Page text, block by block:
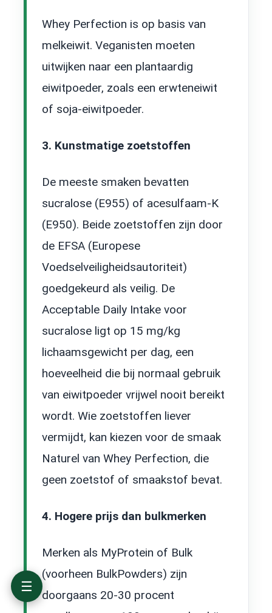
Whey Perfection is op basis van
melkeiwit. Veganisten moeten
uitwijken naar een plantaardig
eiwitpoeder, zoals een erwteneiwit
of soja-eiwitpoeder.
3. Kunstmatige zoetstoffen
De meeste smaken bevatten
sucralose (E955) of acesulfaam-K
(E950). Beide zoetstoffen zijn door
de EFSA (Europese
Voedselveiligheidsautoriteit)
goedgekeurd als veilig. De
Acceptable Daily Intake voor
sucralose ligt op 15 mg/kg
lichaamsgewicht per dag, een
hoeveelheid die bij normaal gebruik
van eiwitpoeder vrijwel nooit bereikt
wordt. Wie zoetstoffen liever
vermijdt, kan kiezen voor de smaak
Naturel van Whey Perfection, die
geen zoetstof of smaakstof bevat.
4. Hogere prijs dan bulkmerken
Merken als MyProtein of Bulk
(voorheen BulkPowders) zijn
doorgaans 20-30 procent
☰
Perfection
Voedingswaarden en ingrediënten van Body &
Fit Whey Perfection
Smaken: welke smaken heeft Whey Perfection?
Hoe smaakt Body & Fit Whey Perfection echt?
Perfection
Voor wie is Body & Fit Whey Perfection
geschikt?
Nadelen van Body & Fit Whey Perfection
Alternatieven voor Whey Perfection
Conclusie: is Body & Fit Whey Perfection de
Perfection